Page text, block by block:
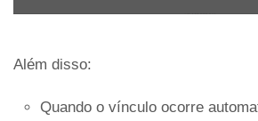
Além disso:
Quando o vínculo ocorre